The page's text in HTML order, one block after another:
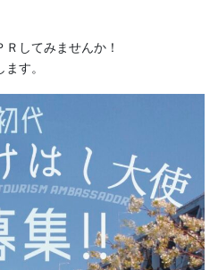
してみませんか！
す。